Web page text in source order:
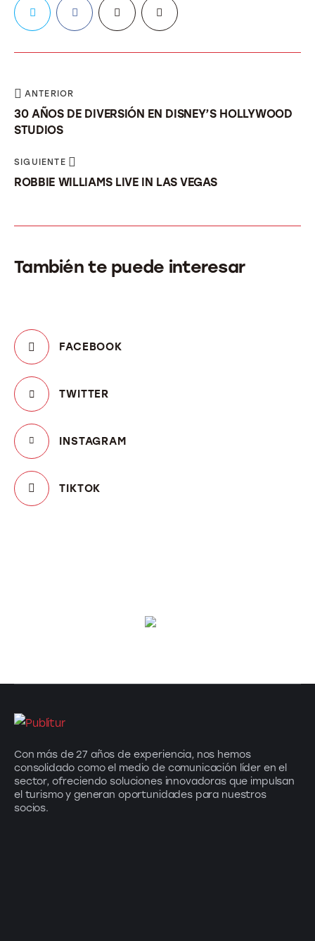
ANTERIOR
30 AÑOS DE DIVERSIÓN EN DISNEY’S HOLLYWOOD
STUDIOS
SIGUIENTE
ROBBIE WILLIAMS LIVE IN LAS VEGAS
También te puede interesar
FACEBOOK
TWITTER
INSTAGRAM
TIKTOK
Con más de 27 años de experiencia, nos hemos
consolidado como el medio de comunicación líder en el
sector, ofreciendo soluciones innovadoras que impulsan
el turismo y generan oportunidades para nuestros
socios.